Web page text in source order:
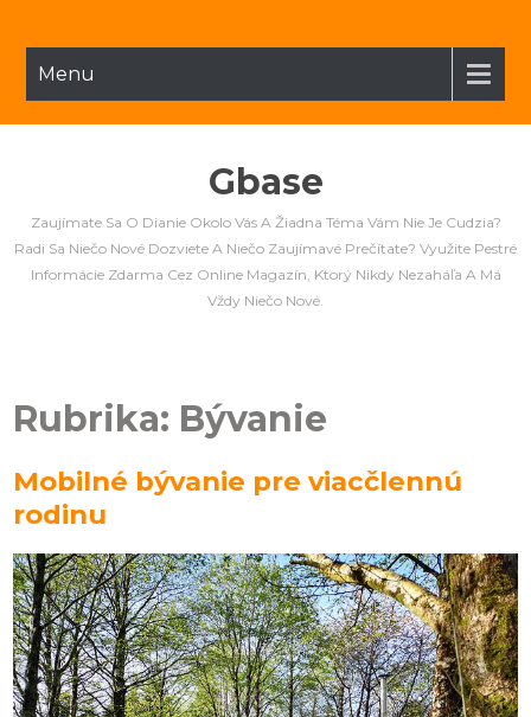
Menu
Gbase
Zaujímate Sa O Dianie Okolo Vás A Žiadna Téma Vám Nie Je Cudzia?
Radi Sa Niečo Nové Dozviete A Niečo Zaujímavé Prečítate? Využite Pestré
Informácie Zdarma Cez Online Magazín, Ktorý Nikdy Nezaháľa A Má
Vždy Niečo Nové.
Rubrika: Bývanie
Mobilné bývanie pre viacčlennú
rodinu